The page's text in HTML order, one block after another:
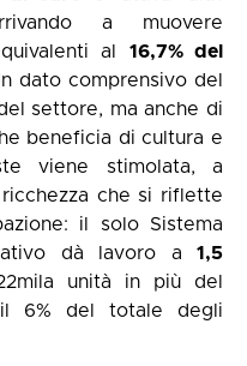
a muovere
al 16,7% del
dato comprensivo del
settore, ma anche di
beneficia di cultura e
viene stimolata, a
che si riflette
il solo Sistema
dà lavoro a 1,5
unità in più del
il 6% del totale degli